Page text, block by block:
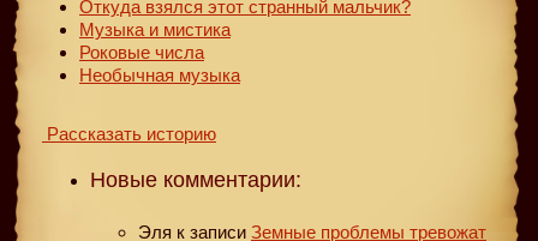
Откуда взялся этот странный мальчик?
Музыка и мистика
Роковые числа
Необычная музыка
Рассказать историю
Новые комментарии:
Эля к записи Земные проблемы тревожат